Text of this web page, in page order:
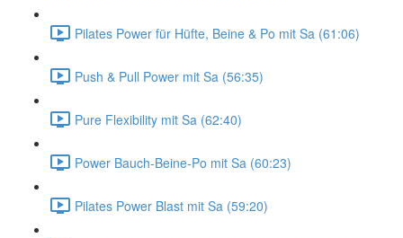
Pilates Power für Hüfte, Beine & Po mit Sa (61:06)
Push & Pull Power mit Sa (56:35)
Pure Flexibility mit Sa (62:40)
Power Bauch-Beine-Po mit Sa (60:23)
Pilates Power Blast mit Sa (59:20)